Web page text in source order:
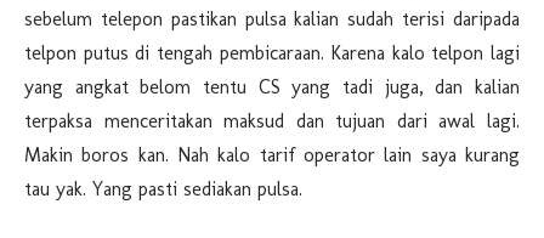
sebelum telepon pastikan pulsa kalian sudah terisi daripada
telpon putus di tengah pembicaraan. Karena kalo telpon lagi
yang angkat belom tentu CS yang tadi juga, dan kalian
terpaksa menceritakan maksud dan tujuan dari awal lagi.
Makin boros kan. Nah kalo tarif operator lain saya kurang
tau yak. Yang pasti sediakan pulsa.